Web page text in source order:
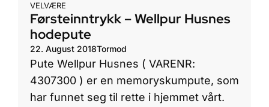
VELVÆRE
Førsteinntrykk – Wellpur Husnes
hodepute
22. August 2018Tormod
Pute Wellpur Husnes ( VARENR:
4307300 ) er en memoryskumpute, som
har funnet seg til rette i hjemmet vårt.